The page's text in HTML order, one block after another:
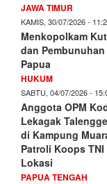
JAWA TIMUR
KAMIS, 30/07/2026 -
Menkopolkam
dan
Papua
HUKUM
SABTU, 04/07/2026 -
Anggota OPM
Lekagak
di Kampung
Patroli Koops
Lokasi
PAPUA TENGAH